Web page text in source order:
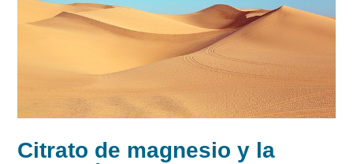
Citrato de magnesio y la